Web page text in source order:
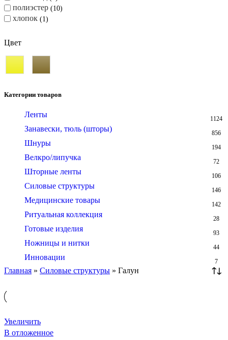
полиэстер 10
хлопок 1
Цвет
Категории товаров
Ленты 1124
Занавески, тюль (шторы) 856
Шнуры 194
Велкро/липучка 72
Шторные ленты 106
Силовые структуры 146
Медицинские товары 142
Ритуальная коллекция 28
Готовые изделия 93
Ножницы и нитки 44
Инновации 7
Главная » Силовые структуры » Галун
Увеличить
В отложенное